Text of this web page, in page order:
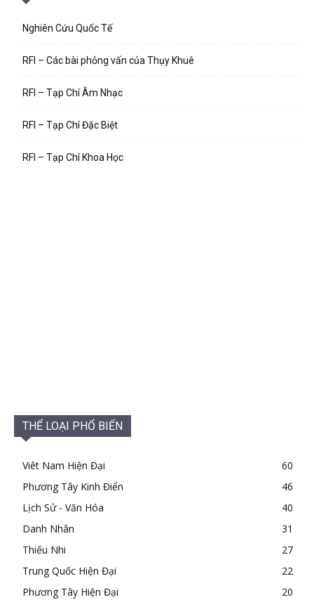
Nghiên Cứu Quốc Tế
RFI – Các bài phỏng vấn của Thụy Khuê
RFI – Tạp Chí Âm Nhạc
RFI – Tạp Chí Đặc Biệt
RFI – Tạp Chí Khoa Học
THỂ LOẠI PHỔ BIẾN
Viêt Nam Hiện Đại
60
Phương Tây Kinh Điển
46
Lịch Sử - Văn Hóa
40
Danh Nhân
31
Thiếu Nhi
27
Trung Quốc Hiện Đại
22
Phương Tây Hiện Đại
20